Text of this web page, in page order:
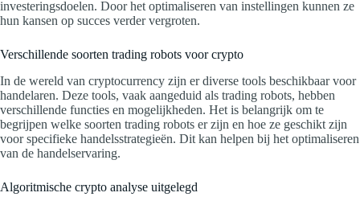
investeringsdoelen. Door het optimaliseren van instellingen kunnen ze
hun kansen op succes verder vergroten.
Verschillende soorten trading robots voor crypto
In de wereld van cryptocurrency zijn er diverse tools beschikbaar voor
handelaren. Deze tools, vaak aangeduid als trading robots, hebben
verschillende functies en mogelijkheden. Het is belangrijk om te
begrijpen welke soorten trading robots er zijn en hoe ze geschikt zijn
voor specifieke handelsstrategieën. Dit kan helpen bij het optimaliseren
van de handelservaring.
Algoritmische crypto analyse uitgelegd